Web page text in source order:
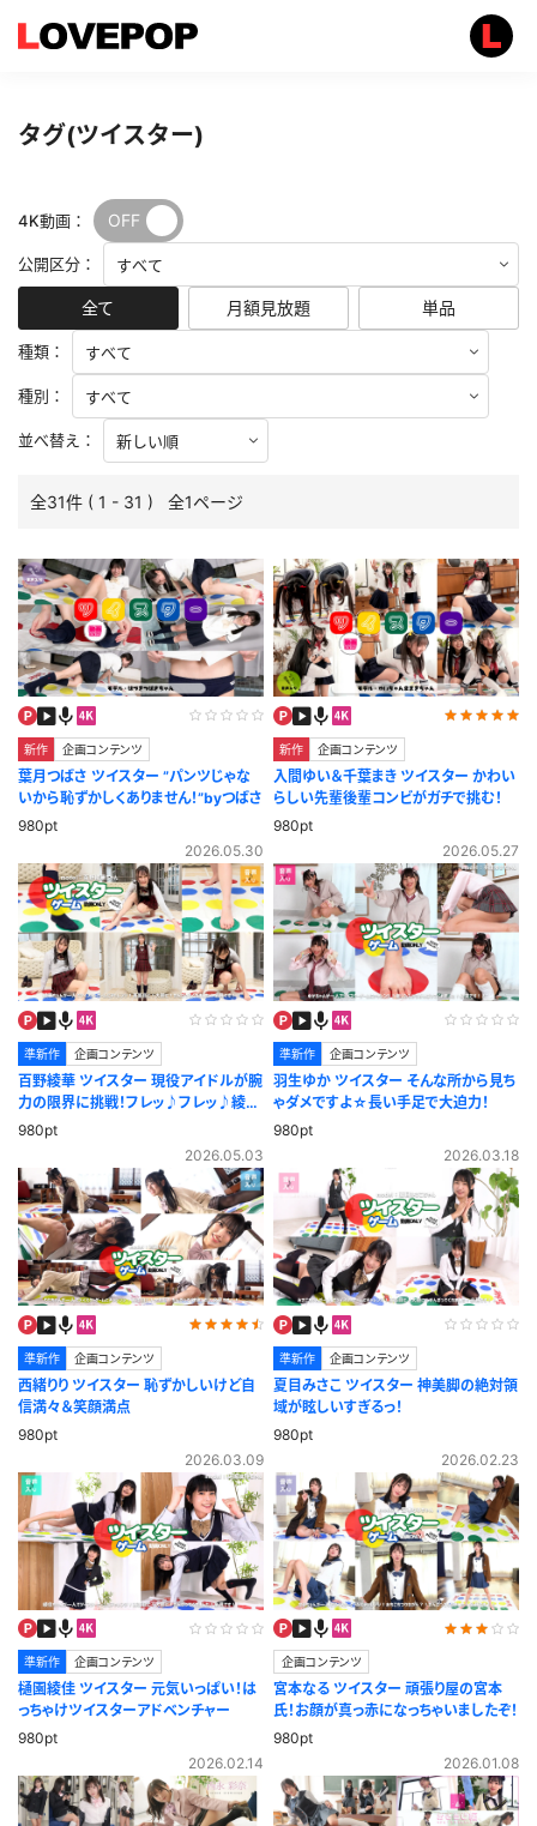
タグ(ツイスター)
全て 月額見放題 単品
種類：
種別：
並べ替え：
4K動画： OFF
公開区分：
全31件 ( 1 - 31 ) 全1ページ
新作 企画コンテンツ
葉月つばさ ツイスター ”パンツじゃな
いから恥ずかしくありません！”byつばさ
980pt
2026.05.30
新作 企画コンテンツ
入間ゆい＆千葉まき ツイスター かわい
らしい先輩後輩コンビがガチで挑む！
980pt
2026.05.27
準新作 企画コンテンツ
百野綾華 ツイスター 現役アイドルが腕
力の限界に挑戦！フレッ♪フレッ♪綾華
ちゃん♪
980pt
2026.05.03
準新作 企画コンテンツ
羽生ゆか ツイスター そんな所から見ち
ゃダメですよ☆長い手足で大迫力！
980pt
2026.03.18
準新作 企画コンテンツ
西緒りり ツイスター 恥ずかしいけど自
信満々＆笑顔満点
980pt
2026.03.09
準新作 企画コンテンツ
夏目みさこ ツイスター 神美脚の絶対領
域が眩しいすぎるっ！
980pt
2026.02.23
準新作 企画コンテンツ
樋園綾佳 ツイスター 元気いっぱい！は
っちゃけツイスターアドベンチャー
980pt
2026.02.14
企画コンテンツ
宮本なる ツイスター 頑張り屋の宮本
氏！お顔が真っ赤になっちゃいましたぞ！
980pt
2026.01.08